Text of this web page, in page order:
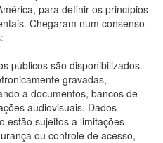
para definir os princípios
Chegaram num consenso
:
públicos são disponibilizados.
gravadas,
a documentos, bancos de
audiovisuais. Dados
estão sujeitos a limitações
ou controle de acesso,